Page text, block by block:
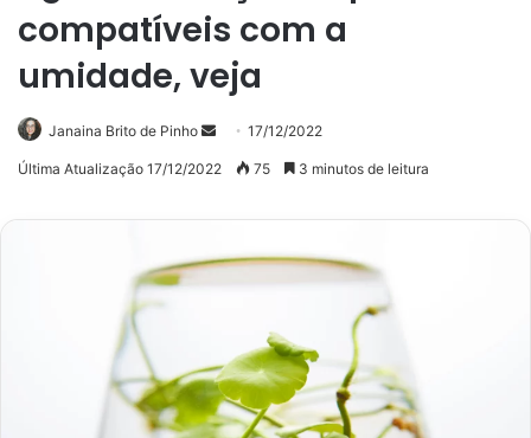
compatíveis com a
umidade, veja
Janaina Brito de Pinho
Mande17/12/2022
Última Atualização 17/12/2022 75 3 minutos de leitura